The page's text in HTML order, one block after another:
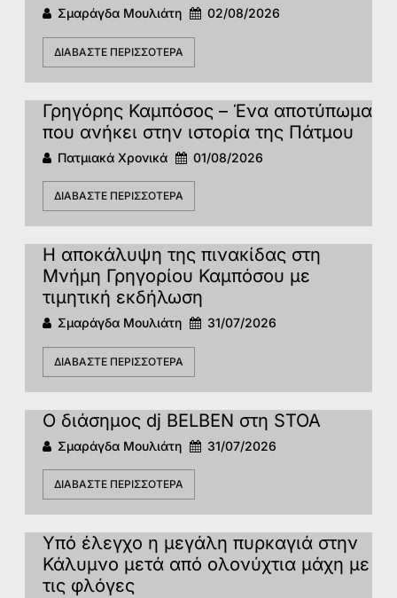
Σμαράγδα Μουλιάτη 02/08/2026
ΔΙΑΒΆΣΤΕ ΠΕΡΙΣΣΌΤΕΡΑ
Γρηγόρης Καμπόσος – Ένα αποτύπωμα
που ανήκει στην ιστορία της Πάτμoυ
Πατμιακά Χρονικά 01/08/2026
ΔΙΑΒΆΣΤΕ ΠΕΡΙΣΣΌΤΕΡΑ
Η αποκάλυψη της πινακίδας στη
Μνήμη Γρηγορίου Καμπόσου με
τιμητική εκδήλωση
Σμαράγδα Μουλιάτη 31/07/2026
ΔΙΑΒΆΣΤΕ ΠΕΡΙΣΣΌΤΕΡΑ
Ο διάσημος dj BELBEN στη STOA
Σμαράγδα Μουλιάτη 31/07/2026
ΔΙΑΒΆΣΤΕ ΠΕΡΙΣΣΌΤΕΡΑ
Υπό έλεγχο η μεγάλη πυρκαγιά στην
Κάλυμνο μετά από ολονύχτια μάχη με
τις φλόγες